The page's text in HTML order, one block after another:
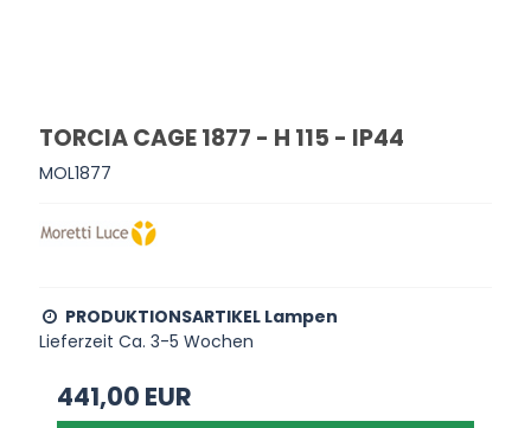
TORCIA CAGE 1877 - H 115 - IP44
MOL1877
PRODUKTIONSARTIKEL Lampen
Lieferzeit Ca. 3-5 Wochen
441,00 EUR